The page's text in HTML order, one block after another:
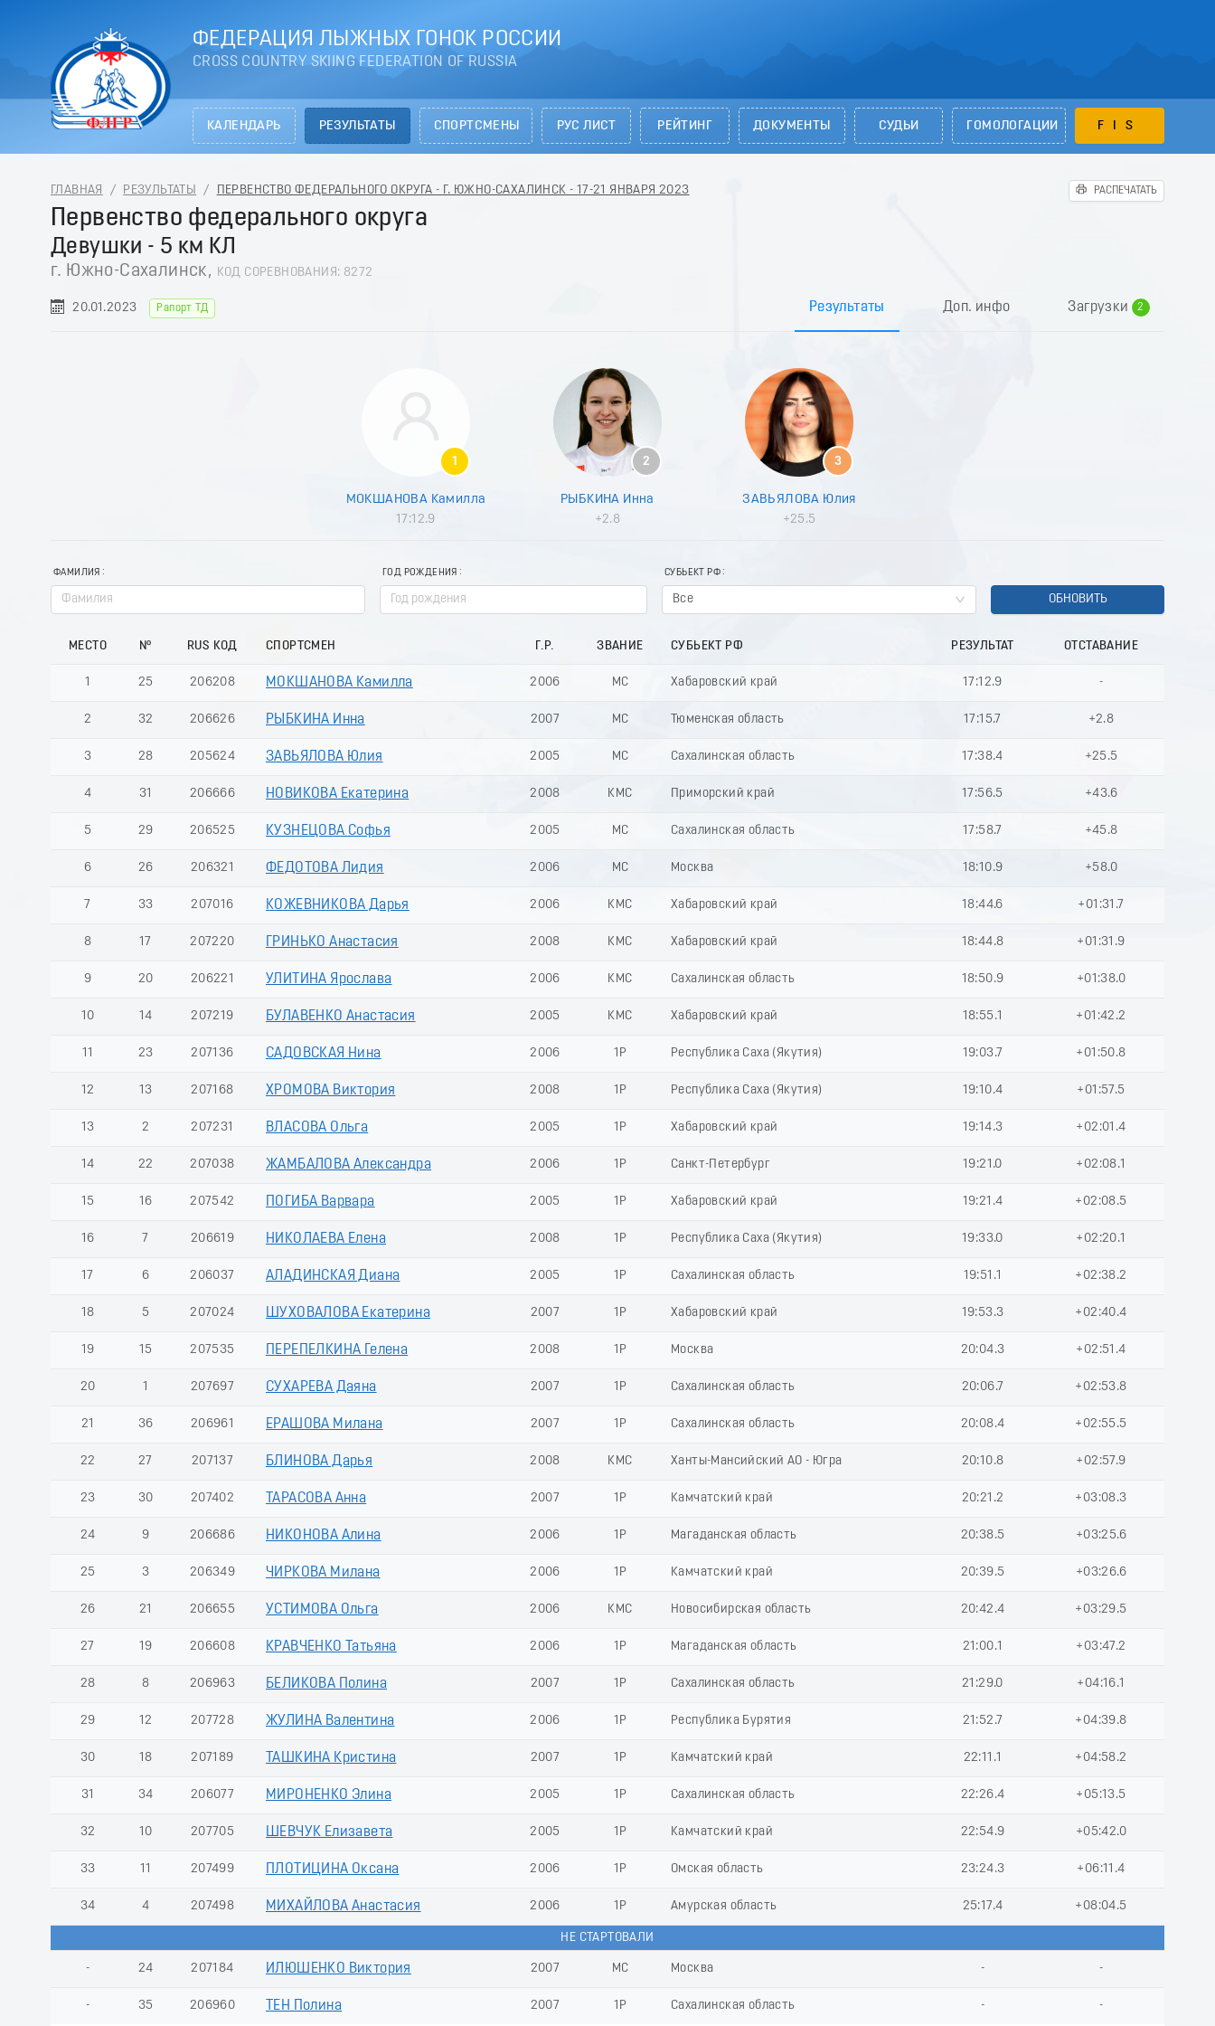
ФЕДЕРАЦИЯ ЛЫЖНЫХ ГОНОК РОССИИ
CROSS COUNTRY SKIING FEDERATION OF RUSSIA
КАЛЕНДАРЬ РЕЗУЛЬТАТЫ СПОРТСМЕНЫ РУС ЛИСТ РЕЙТИНГ ДОКУМЕНТЫ СУДЬИ ГОМОЛОГАЦИИ FIS
ГЛАВНАЯ / РЕЗУЛЬТАТЫ / ПЕРВЕНСТВО ФЕДЕРАЛЬНОГО ОКРУГА - Г. ЮЖНО-САХАЛИНСК - 17-21 ЯНВАРЯ 2023 РАСПЕЧАТАТЬ
Первенство федерального округа
Девушки - 5 км КЛ
г. Южно-Сахалинск, КОД СОРЕВНОВАНИЯ: 8272
20.01.2023 Рапорт ТД Результаты Доп. инфо Загрузки
2
9
1
МОКШАНОВА Камилла
17:12.9
2
РЫБКИНА Инна
+2.8
3
ЗАВЬЯЛОВА Юлия
+25.5
ФАМИЛИЯ ГОД РОЖДЕНИЯ СУБЬЕКТ РФ
Все ОБНОВИТЬ
МЕСТО № RUS КОД СПОРТСМЕН Г.Р. ЗВАНИЕ СУБЬЕКТ РФ РЕЗУЛЬТАТ ОТСТАВАНИЕ
1 25 206208 МОКШАНОВА Камилла 2006 МС Хабаровский край 17:12.9 -
2 32 206626 РЫБКИНА Инна 2007 МС Тюменская область 17:15.7 +2.8
3 28 205624 ЗАВЬЯЛОВА Юлия 2005 МС Сахалинская область 17:38.4 +25.5
4 31 206666 НОВИКОВА Екатерина 2008 КМС Приморский край 17:56.5 +43.6
5 29 206525 КУЗНЕЦОВА Софья 2005 МС Сахалинская область 17:58.7 +45.8
6 26 206321 ФЕДОТОВА Лидия 2006 МС Москва 18:10.9 +58.0
7 33 207016 КОЖЕВНИКОВА Дарья 2006 КМС Хабаровский край 18:44.6 +01:31.7
8 17 207220 ГРИНЬКО Анастасия 2008 КМС Хабаровский край 18:44.8 +01:31.9
9 20 206221 УЛИТИНА Ярослава 2006 КМС Сахалинская область 18:50.9 +01:38.0
10 14 207219 БУЛАВЕНКО Анастасия 2005 КМС Хабаровский край 18:55.1 +01:42.2
11 23 207136 САДОВСКАЯ Нина 2006 1Р Республика Саха (Якутия) 19:03.7 +01:50.8
12 13 207168 ХРОМОВА Виктория 2008 1Р Республика Саха (Якутия) 19:10.4 +01:57.5
13 2 207231 ВЛАСОВА Ольга 2005 1Р Хабаровский край 19:14.3 +02:01.4
14 22 207038 ЖАМБАЛОВА Александра 2006 1Р Санкт-Петербург 19:21.0 +02:08.1
15 16 207542 ПОГИБА Варвара 2005 1Р Хабаровский край 19:21.4 +02:08.5
16 7 206619 НИКОЛАЕВА Елена 2008 1Р Республика Саха (Якутия) 19:33.0 +02:20.1
17 6 206037 АЛАДИНСКАЯ Диана 2005 1Р Сахалинская область 19:51.1 +02:38.2
18 5 207024 ШУХОВАЛОВА Екатерина 2007 1Р Хабаровский край 19:53.3 +02:40.4
19 15 207535 ПЕРЕПЕЛКИНА Гелена 2008 1Р Москва 20:04.3 +02:51.4
20 1 207697 СУХАРЕВА Даяна 2007 1Р Сахалинская область 20:06.7 +02:53.8
21 36 206961 ЕРАШОВА Милана 2007 1Р Сахалинская область 20:08.4 +02:55.5
22 27 207137 БЛИНОВА Дарья 2008 КМС Ханты-Мансийский АО - Югра 20:10.8 +02:57.9
23 30 207402 ТАРАСОВА Анна 2007 1Р Камчатский край 20:21.2 +03:08.3
24 9 206686 НИКОНОВА Алина 2006 1Р Магаданская область 20:38.5 +03:25.6
25 3 206349 ЧИРКОВА Милана 2006 1Р Камчатский край 20:39.5 +03:26.6
26 21 206655 УСТИМОВА Ольга 2006 КМС Новосибирская область 20:42.4 +03:29.5
27 19 206608 КРАВЧЕНКО Татьяна 2006 1Р Магаданская область 21:00.1 +03:47.2
28 8 206963 БЕЛИКОВА Полина 2007 1Р Сахалинская область 21:29.0 +04:16.1
29 12 207728 ЖУЛИНА Валентина 2006 1Р Республика Бурятия 21:52.7 +04:39.8
30 18 207189 ТАШКИНА Кристина 2007 1Р Камчатский край 22:11.1 +04:58.2
31 34 206077 МИРОНЕНКО Элина 2005 1Р Сахалинская область 22:26.4 +05:13.5
32 10 207705 ШЕВЧУК Елизавета 2005 1Р Камчатский край 22:54.9 +05:42.0
33 11 207499 ПЛОТИЦИНА Оксана 2006 1Р Омская область 23:24.3 +06:11.4
34 4 207498 МИХАЙЛОВА Анастасия 2006 1Р Амурская область 25:17.4 +08:04.5
НЕ СТАРТОВАЛИ
- 24 207184 ИЛЮШЕНКО Виктория 2007 МС Москва - -
- 35 206960 ТЕН Полина 2007 1Р Сахалинская область - -